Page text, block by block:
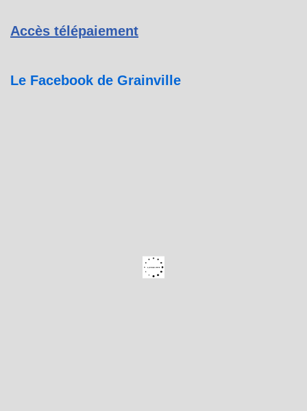
Accès télépaiement
Le Facebook de Grainville